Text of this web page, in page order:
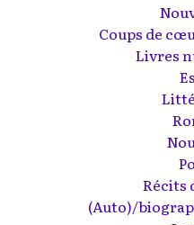
Coups de
Livres
Récits
(Auto)/